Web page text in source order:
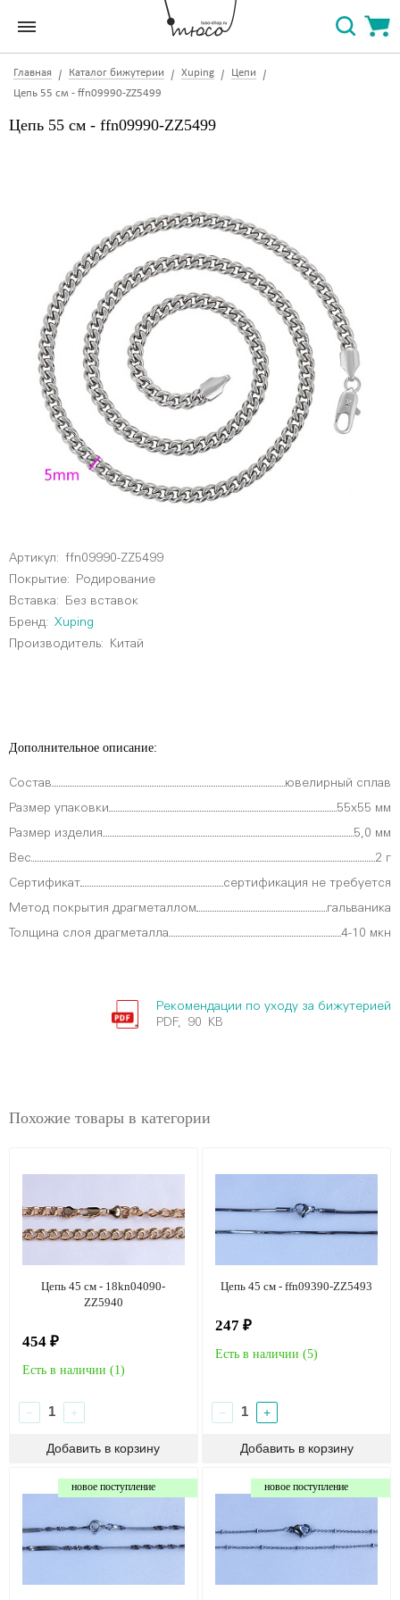
Главная Каталог бижутерии Xuping
Цепи
Цепь 55 см - ffn09990-ZZ5499
Цепь 55 см - ffn09990-ZZ5499
Артикул:
ffn09990-ZZ5499
Покрытие: Родирование
Вставка: Без вставок
Бренд:
Xuping
Производитель: Китай
Дополнительное описание:
Состав ювелирный сплав
Размер упаковки 55х55 мм
Размер изделия 5,0 мм
Вес 2 г
Сертификат сертификация не требуется
Метод покрытия драгметаллом гальваника
Толщина слоя драгметалла 4-10 мкн
Рекомендации по уходу за бижутерией
PDF, 90 KB
Похожие товары в категории
Цепь 45 см - 18kn04090-
ZZ5940
454 ₽
Есть в наличии (1)
− +
Цепь 45 см - ffn09390-ZZ5493
247 ₽
Есть в наличии (5)
− +
новое поступление новое поступление